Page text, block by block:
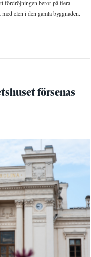
fördröjningen beror på flera
elen i den gamla byggnaden.
försenas